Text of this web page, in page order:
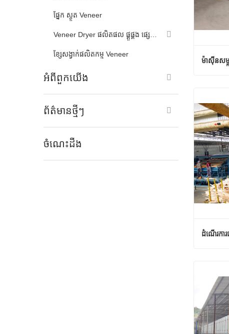
ផ្នែក ស្ងួត Veneer
ខ្សែសង្វាក់ផលិតកម្ម Veneer
អំពី​ពួក​យើង
ព័ត៌មានថ្មីៗ
ចំណេះដឹង
ម៉ាស៊ីនសម្ងួត
ដំណើរកា